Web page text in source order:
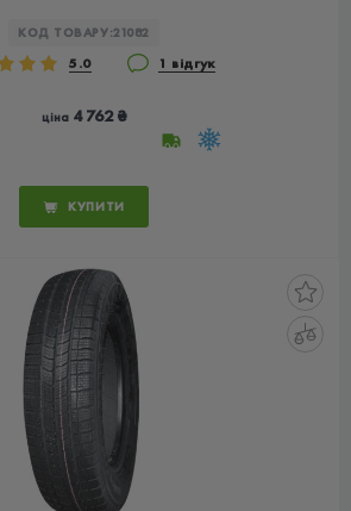
КОД ТОВАРУ:21082
5.0 1 відгук
ціна4 762 ₴
КУПИТИ